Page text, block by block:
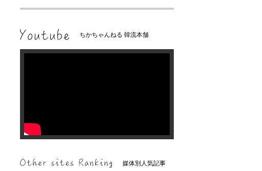
ちかちゃんねる 韓流本舗
媒体別人気記事